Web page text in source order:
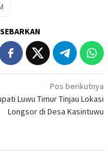
SEBARKAN
Pos berikutnya
Luwu Timur Tinjau Lokasi
Longsor di Desa Kasintuwu